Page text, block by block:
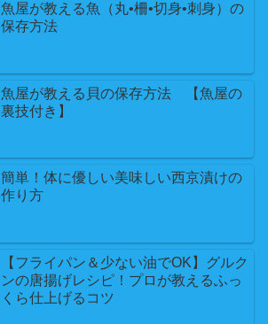
魚屋が教える魚（丸•柵•切身•刺身）の
保存方法
魚屋が教える貝の保存方法 【魚屋の
裏技付き】
簡単！体に優しい美味しい西京漬けの
作り方
【フライパン＆少ない油でOK】グルク
ンの唐揚げレシピ！プロが教えるふっ
くら仕上げるコツ